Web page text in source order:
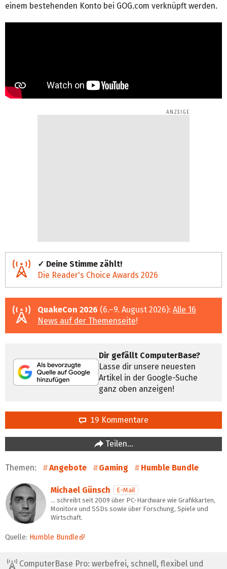
einem bestehenden Konto bei GOG.com verknüpft werden.
✓ Deine Stimme zählt!
Die Reader's Choice Awards 2026
QuakeCon 2026 (6.–9. August 2026): Alle 16
News auf der Themenseite!
Dir gefällt ComputerBase?
Lasse dir unsere neuesten
Artikel in der Google-Suche
ganz oben anzeigen!
19 Kommentare
Teilen…
Themen: Angebote Gaming Humble Bundle
Michael Günsch
E-Mail
… schreibt seit 2009 über PC-Hardware wie Grafikkarten,
Monitore und SSDs sowie über Forschung, Spiele und
Wirtschaft.
Quelle: Humble Bundle
ComputerBase Pro: werbefrei, schnell, flexibel und